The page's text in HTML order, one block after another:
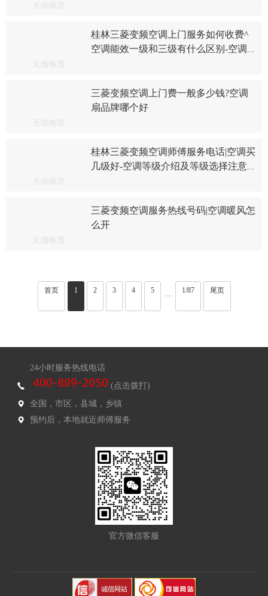
桂林三菱变频空调上门服务如何收费^
空调能效一级和三级有什么区别-空调
三菱变频空调上门费一般多少钱?空调
扇品牌哪个好
桂林三菱变频空调师傅服务电话|空调买
几级好-空调等级介绍及等级选择注意
三菱变频空调服务热线号码|空调暖风怎
么开
首页 1 2 3 4 5
···
1/87 尾页
24小时服务热线电话
(点击拨打)
全国，市区，县城，乡镇
预约后，本地就近师傅服务
官方微信客服